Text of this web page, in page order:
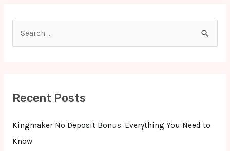
f
o
Recent Posts
Kingmaker No Deposit Bonus: Everything You Need to
Know